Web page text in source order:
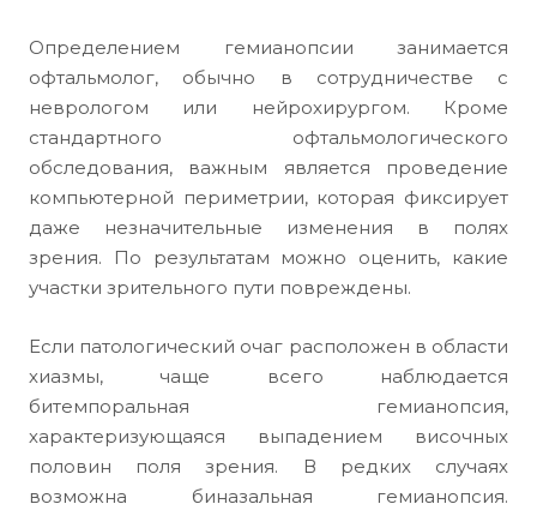
Определением гемианопсии занимается
офтальмолог, обычно в сотрудничестве с
неврологом или нейрохирургом. Кроме
стандартного офтальмологического
обследования, важным является проведение
компьютерной периметрии, которая фиксирует
даже незначительные изменения в полях
зрения. По результатам можно оценить, какие
участки зрительного пути повреждены.
Если патологический очаг расположен в области
хиазмы, чаще всего наблюдается
битемпоральная гемианопсия,
характеризующаяся выпадением височных
половин поля зрения. В редких случаях
возможна биназальная гемианопсия.